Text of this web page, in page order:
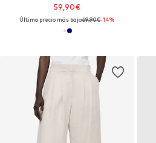
59,90€
Último precio más bajo:69,90€-14%